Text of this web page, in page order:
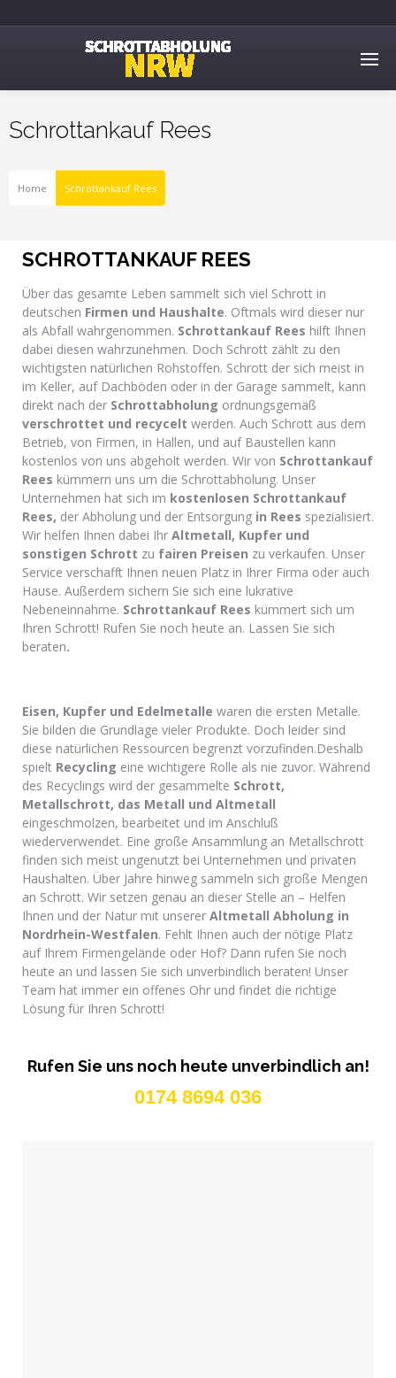
Schrottankauf Rees
Home Schrottankauf Rees
SCHROTTANKAUF REES
Über das gesamte Leben sammelt sich viel Schrott in
deutschen Firmen und Haushalte. Oftmals wird dieser nur
als Abfall wahrgenommen. Schrottankauf Rees hilft Ihnen
dabei diesen wahrzunehmen. Doch Schrott zählt zu den
wichtigsten natürlichen Rohstoffen. Schrott der sich meist in
im Keller, auf Dachböden oder in der Garage sammelt, kann
direkt nach der Schrottabholung ordnungsgemäß
verschrottet und recycelt werden. Auch Schrott aus dem
Betrieb, von Firmen, in Hallen, und auf Baustellen kann
kostenlos von uns abgeholt werden. Wir von Schrottankauf
Rees kümmern uns um die Schrottabholung. Unser
Unternehmen hat sich im kostenlosen Schrottankauf
Rees, der Abholung und der Entsorgung in Rees spezialisiert.
Wir helfen Ihnen dabei Ihr Altmetall, Kupfer und
sonstigen Schrott zu fairen Preisen zu verkaufen. Unser
Service verschafft Ihnen neuen Platz in Ihrer Firma oder auch
Hause. Außerdem sichern Sie sich eine lukrative
Nebeneinnahme. Schrottankauf Rees kümmert sich um
Ihren Schrott! Rufen Sie noch heute an. Lassen Sie sich
beraten.
Eisen, Kupfer und Edelmetalle waren die ersten Metalle.
Sie bilden die Grundlage vieler Produkte. Doch leider sind
diese natürlichen Ressourcen begrenzt vorzufinden.Deshalb
spielt Recycling eine wichtigere Rolle als nie zuvor. Während
des Recyclings wird der gesammelte Schrott,
Metallschrott, das Metall und Altmetall
eingeschmolzen, bearbeitet und im Anschluß
wiederverwendet. Eine große Ansammlung an Metallschrott
finden sich meist ungenutzt bei Unternehmen und privaten
Haushalten. Über Jahre hinweg sammeln sich große Mengen
an Schrott. Wir setzen genau an dieser Stelle an – Helfen
Ihnen und der Natur mit unserer Altmetall Abholung in
Nordrhein-Westfalen. Fehlt Ihnen auch der nötige Platz
auf Ihrem Firmengelände oder Hof? Dann rufen Sie noch
heute an und lassen Sie sich unverbindlich beraten! Unser
Team hat immer ein offenes Ohr und findet die richtige
Lösung für Ihren Schrott!
Rufen Sie uns noch heute unverbindlich an!
0174 8694 036